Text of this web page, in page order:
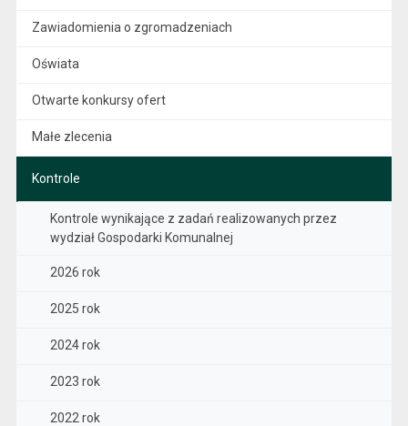
Zawiadomienia o zgromadzeniach
Oświata
Otwarte konkursy ofert
Małe zlecenia
Kontrole
Kontrole wynikające z zadań realizowanych przez
wydział Gospodarki Komunalnej
2026 rok
2025 rok
2024 rok
2023 rok
2022 rok